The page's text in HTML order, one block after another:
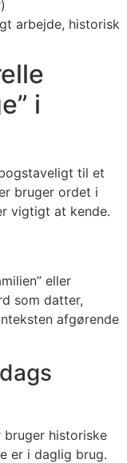
arbejde, historisk
i
til et
bruger ordet i
vigtigt at kende.
eller
som datter,
afgørende
historiske
er i daglig brug.